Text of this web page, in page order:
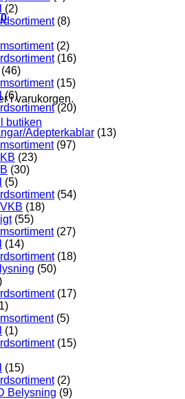
0
i varukorgen.
butiken
(2)
(8)
(2)
(16)
(46)
(15)
(6)
(20)
Adepterkablar (13)
(97)
(23)
(30)
(5)
(54)
(18)
(55)
(27)
(14)
(18)
(50)
(17)
(5)
(1)
(15)
(15)
(2)
Belysning (9)